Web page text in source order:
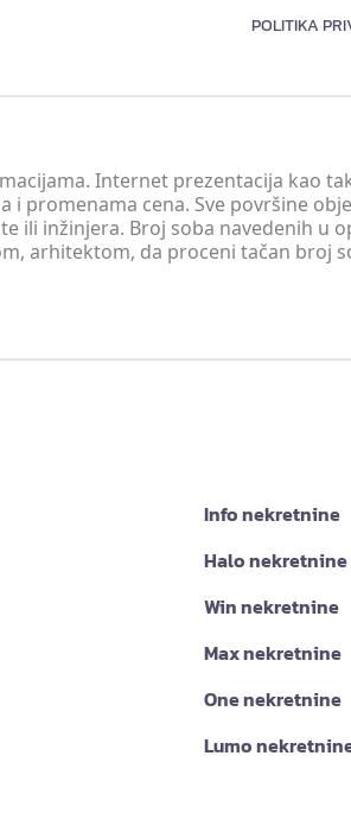
POLITIKA
Internet prezentacija kao
promenama cena. Sve površine
ili inžinjera. Broj soba navedenih u
arhitektom, da proceni tačan broj
Info nekretnine
Halo nekretnine
Win nekretnine
Max nekretnine
One nekretnine
Lumo